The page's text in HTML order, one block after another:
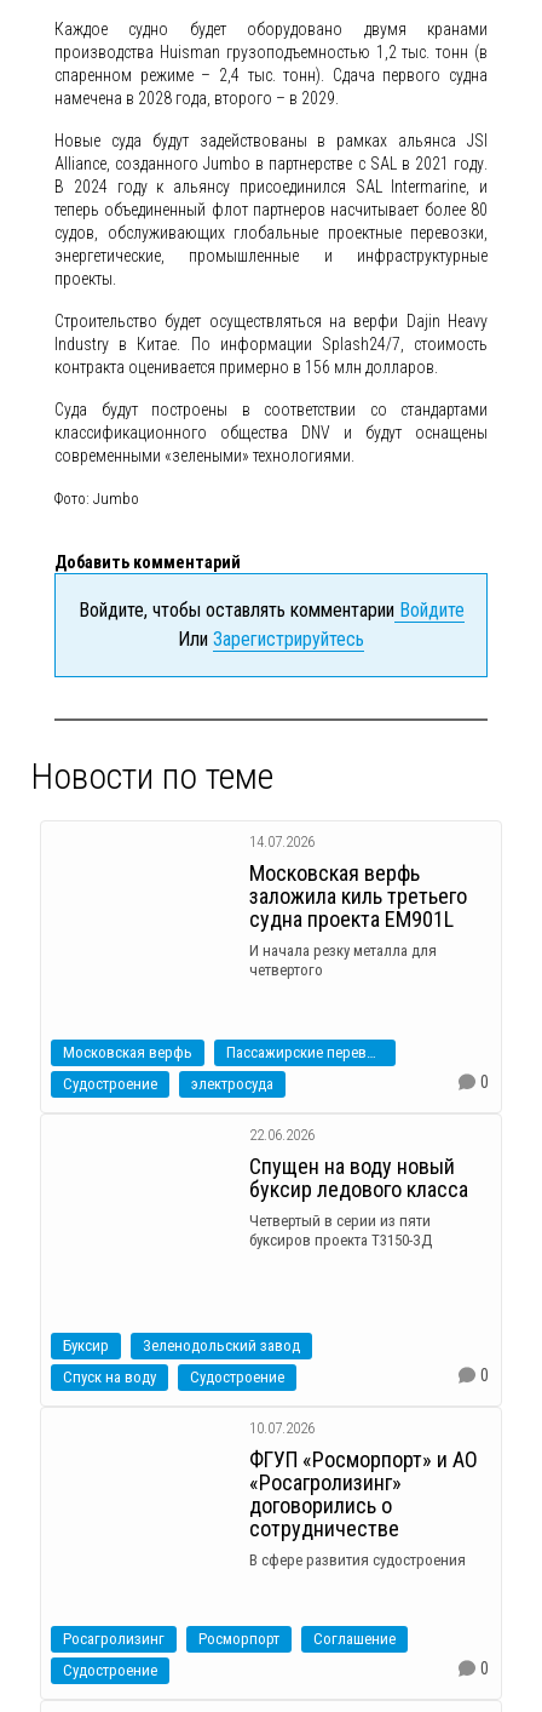
Каждое судно будет оборудовано двумя кранами
производства Huisman грузоподъемностью 1,2 тыс. тонн (в
спаренном режиме – 2,4 тыс. тонн). Сдача первого судна
намечена в 2028 года, второго – в 2029.
Новые суда будут задействованы в рамках альянса JSI
Alliance, созданного Jumbo в партнерстве с SAL в 2021 году.
В 2024 году к альянсу присоединился SAL Intermarine, и
теперь объединенный флот партнеров насчитывает более 80
судов, обслуживающих глобальные проектные перевозки,
энергетические, промышленные и инфраструктурные
проекты.
Строительство будет осуществляться на верфи Dajin Heavy
Industry в Китае. По информации Splash24/7, стоимость
контракта оценивается примерно в 156 млн долларов.
Суда будут построены в соответствии со стандартами
классификационного общества DNV и будут оснащены
современными «зелеными» технологиями.
Фото: Jumbo
Добавить комментарий
Войдите, чтобы оставлять комментарииВойдите
Или Зарегистрируйтесь
Новости по теме
14.07.2026
Московская верфь
заложила киль третьего
судна проекта ЕМ901L
И начала резку металла для
четвертого
Московская верфь
Пассажирские перевозки
Судостроение
электросуда 0
22.06.2026
Спущен на воду новый
буксир ледового класса
Четвертый в серии из пяти
буксиров проекта Т3150-ЗД
Буксир
Зеленодольский завод
Спуск на воду
Судостроение 0
10.07.2026
ФГУП «Росморпорт» и АО
«Росагролизинг»
договорились о
сотрудничестве
В сфере развития судостроения
Росагролизинг Росморпорт
Соглашение
Судостроение
0